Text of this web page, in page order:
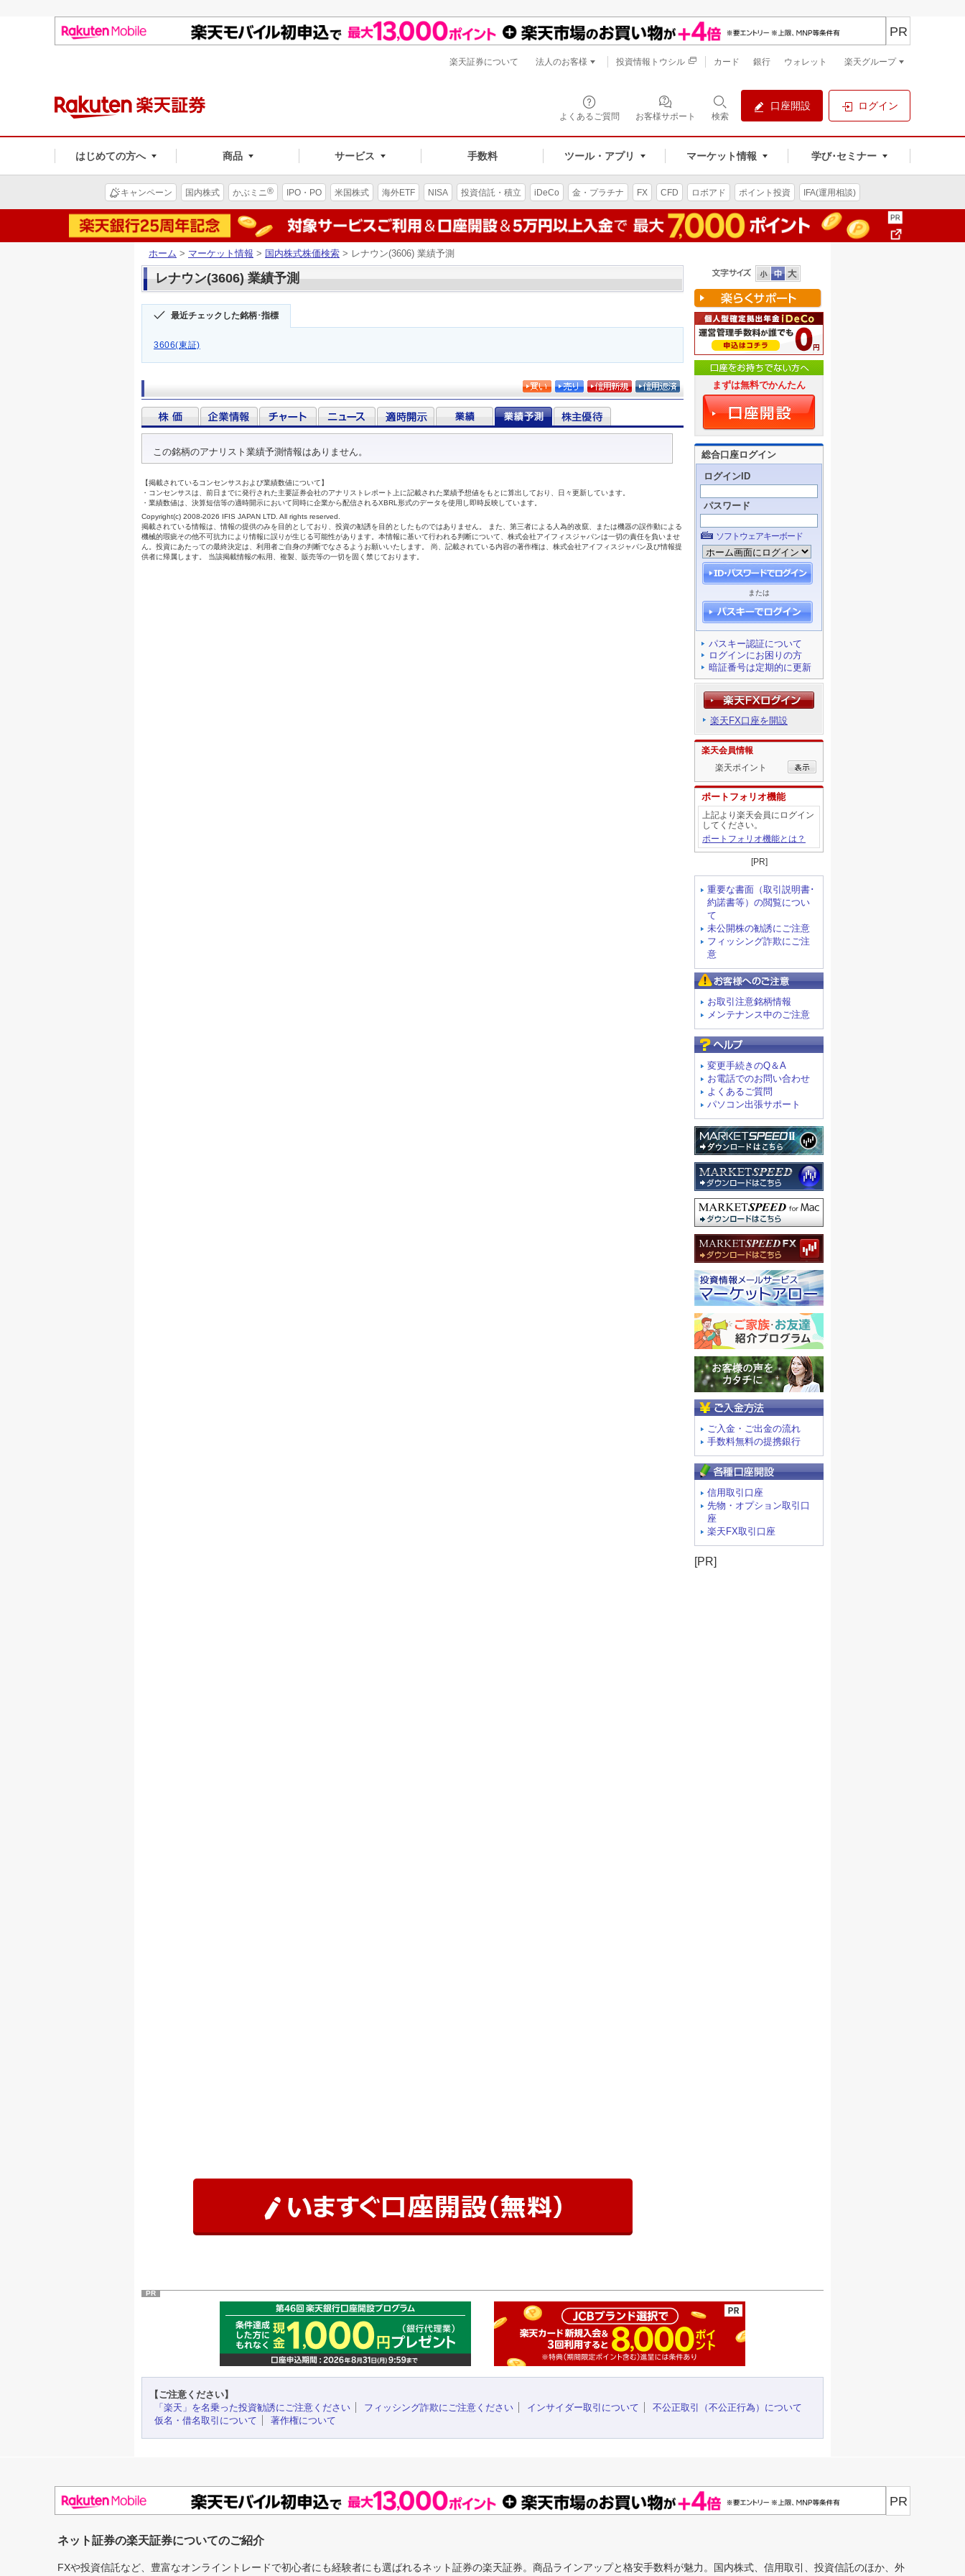
よくあるご質問 お客様サポート 検索
口座開設 ログイン
はじめての方へ 商品 サービス 手数料 ツール・アプリ マーケット情報 学び･セミナー
PR
楽天証券について 法人のお客様 投資情報トウシル カード 銀行 ウォレット 楽天グループ
キャンペーン 国内株式 かぶミニ® IPO・PO 米国株式 海外ETF NISA 投資信託・積立 iDeCo 金・プラチナ FX CFD ロボアド ポイント投資 IFA(運用相談)
ホーム > マーケット情報 > 国内株式株価検索 > レナウン(3606) 業績予測
レナウン(3606) 業績予測
最近チェックした銘柄･指標
3606(東証)
まずは無料でかんたん
総合口座ログイン
ログインID
パスワード
ソフトウェアキーボード
または
パスキー認証について
ログインにお困りの方
暗証番号は定期的に更新
楽天FX口座を開設
楽天会員情報
楽天ポイント
ポートフォリオ機能
上記より楽天会員にログイン
してください。
ポートフォリオ機能とは？
[PR]
重要な書面（取引説明書･
約諾書等）の閲覧につい
て
未公開株の勧誘にご注意
フィッシング詐欺にご注
意
お取引注意銘柄情報
メンテナンス中のご注意
変更手続きのQ＆A
お電話でのお問い合わせ
よくあるご質問
パソコン出張サポート
ご入金・ご出金の流れ
手数料無料の提携銀行
信用取引口座
先物・オプション取引口
座
楽天FX取引口座
[PR]
PR
【ご注意ください】
「楽天」を名乗った投資勧誘にご注意ください
フィッシング詐欺にご注意ください インサイダー取引について
不公正取引（不公正行為）について
仮名・借名取引について
著作権について
PR
ネット証券の楽天証券についてのご紹介
FXや投資信託など、豊富なオンライントレードで初心者にも経験者にも選ばれるネット証券の楽天証券。商品ラインアップと格安手数料が魅力。国内株式、信用取引、投資信託のほか、外